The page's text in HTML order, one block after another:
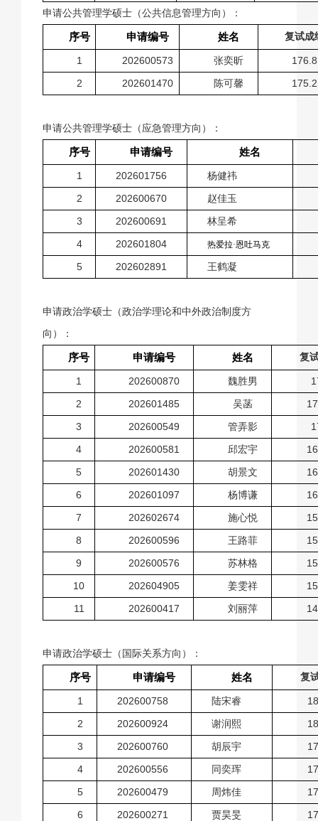
申请公共管理学硕士（公共信息管理方向）：
序号 申请编号 姓名 复试成
1 202600573 张奕昕
176.8
2
202601470 陈可馨 175.2
申请公共管理学硕士（应急管理方向）：
序号 申请编号 姓名
1 202601756
杨健祎
2
202600670
赵佳玉
3
202600691
林呈希
4
202601804 热爱拉·恩吐马克
5 202602891 王鹤凝
申请政治学硕士（政治学理论和中外政治制度方
向）：
序号 申请编号 姓名 复
1 202600870 魏胜男
2
202601485 吴菡
3
202600549 管弄影
4
202600581 邱宏宇
5
202601430 胡景文
6
202601097 杨博谦
7
202602674 施心悦
8
202600596 王路菲
9
202600576 苏林格
10
202604905 姜雯祥
11
202600417 刘丽萍
申请政治学硕士（国际关系方向）：
序号 申请编号 姓名 复
1 202600758 陆宋睿
2
202600924 谢润熙
3
202600760 胡辰宇
4
202600556 同奕珲
5
202600479 周炜佳
6
202600271 贾昊旻